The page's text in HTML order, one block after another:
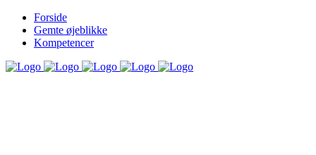
Forside
Gemte øjeblikke
Kompetencer